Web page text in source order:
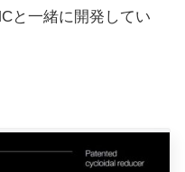
と一緒に開発してい